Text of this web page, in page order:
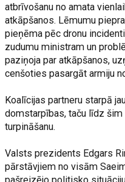
atbrīvošanu no amata
atkāpšanos. Lēmumu
pieņēma pēc dronu
zudumu ministram un
paziņoja par atkāpšanos,
cenšoties pasargāt armiju
Koalīcijas partneru starpā
domstarpības, taču līdz
turpināšanu.
Valsts prezidents Edgars
pārstāvjiem no visām
pašreizējo politisko